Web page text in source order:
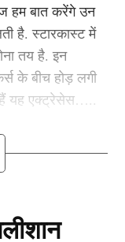
हुई घोषणा, इस
वापसी
हम बात करेंगे उन
है. स्टारकास्ट में
तय है. इन
के बीच होड़ लगी
हैं यह एक्ट्रेसेस…..